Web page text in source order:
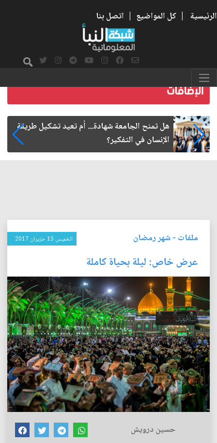
الرئيسية | كل المواضيع | اتصل بنا
لو طويت لنا.. جريدة
ملفات -شهر رمضان الخميس 15 حزيران 2017
عرض خاص: ليلة بحياة كاملة
حسين درويش